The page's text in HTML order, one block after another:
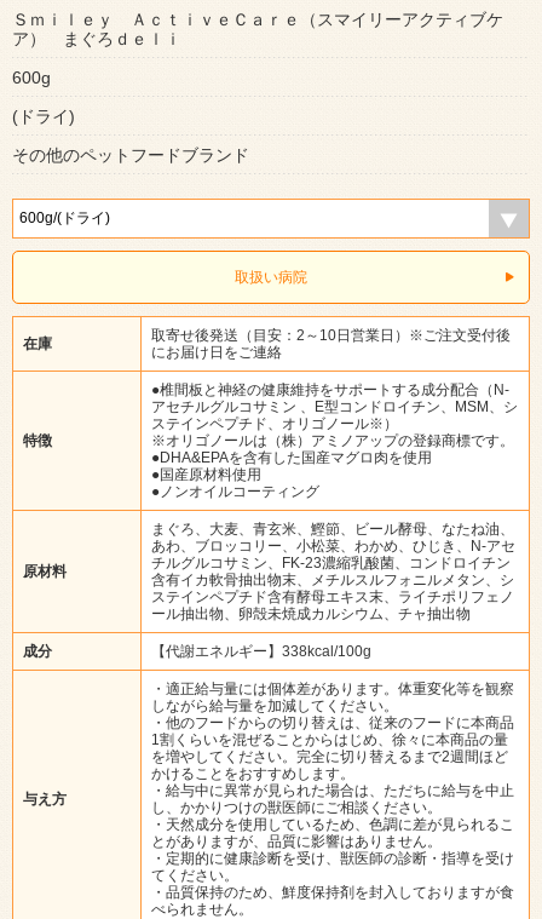
Ｓｍｉｌｅｙ ＡｃｔｉｖｅＣａｒｅ（スマイリーアクティブケ
ア） まぐろｄｅｌｉ
600g
(ドライ)
その他のペットフードブランド
取扱い病院
在庫
取寄せ後発送（目安：2～10日営業日）※ご注文受付後
にお届け日をご連絡
特徴
●椎間板と神経の健康維持をサポートする成分配合（N-
アセチルグルコサミン 、E型コンドロイチン、MSM、シ
ステインペプチド、オリゴノール※）
※オリゴノールは（株）アミノアップの登録商標です。
●DHA&EPAを含有した国産マグロ肉を使用
●国産原材料使用
●ノンオイルコーティング
原材料
まぐろ、大麦、青玄米、鰹節、ビール酵母、なたね油、
あわ、ブロッコリー、小松菜、わかめ、ひじき、N-アセ
チルグルコサミン、FK-23濃縮乳酸菌、コンドロイチン
含有イカ軟骨抽出物末、メチルスルフォニルメタン、シ
ステインペプチド含有酵母エキス末、ライチポリフェノ
ール抽出物、卵殻未焼成カルシウム、チャ抽出物
成分 【代謝エネルギー】338kcal/100g
与え方
・適正給与量には個体差があります。体重変化等を観察
しながら給与量を加減してください。
・他のフードからの切り替えは、従来のフードに本商品
1割くらいを混ぜることからはじめ、徐々に本商品の量
を増やしてください。完全に切り替えるまで2週間ほど
かけることをおすすめします。
・給与中に異常が見られた場合は、ただちに給与を中止
し、かかりつけの獣医師にご相談ください。
・天然成分を使用しているため、色調に差が見られるこ
とがありますが、品質に影響はありません。
・定期的に健康診断を受け、獣医師の診断・指導を受け
てください。
・品質保持のため、鮮度保持剤を封入しておりますが食
べられません。